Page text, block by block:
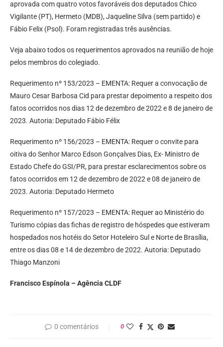
aprovada com quatro votos favoráveis dos deputados Chico
Vigilante (PT), Hermeto (MDB), Jaqueline Silva (sem partido) e
Fábio Felix (Psol). Foram registradas três ausências.
Veja abaixo todos os requerimentos aprovados na reunião de hoje
pelos membros do colegiado.
Requerimento nº 153/2023 – EMENTA: Requer a convocação de
Mauro Cesar Barbosa Cid para prestar depoimento a respeito dos
fatos ocorridos nos dias 12 de dezembro de 2022 e 8 de janeiro de
2023. Autoria: Deputado Fábio Félix
Requerimento nº 156/2023 – EMENTA: Requer o convite para
oitiva do Senhor Marco Edson Gonçalves Dias, Ex- Ministro de
Estado Chefe do GSI/PR, para prestar esclarecimentos sobre os
fatos ocorridos em 12 de dezembro de 2022 e 08 de janeiro de
2023. Autoria: Deputado Hermeto
Requerimento nº 157/2023 – EMENTA: Requer ao Ministério do
Turismo cópias das fichas de registro de hóspedes que estiveram
hospedados nos hotéis do Setor Hoteleiro Sul e Norte de Brasília,
entre os dias 08 e 14 de dezembro de 2022. Autoria: Deputado
Thiago Manzoni
Francisco Espínola – Agência CLDF
0 comentários 0